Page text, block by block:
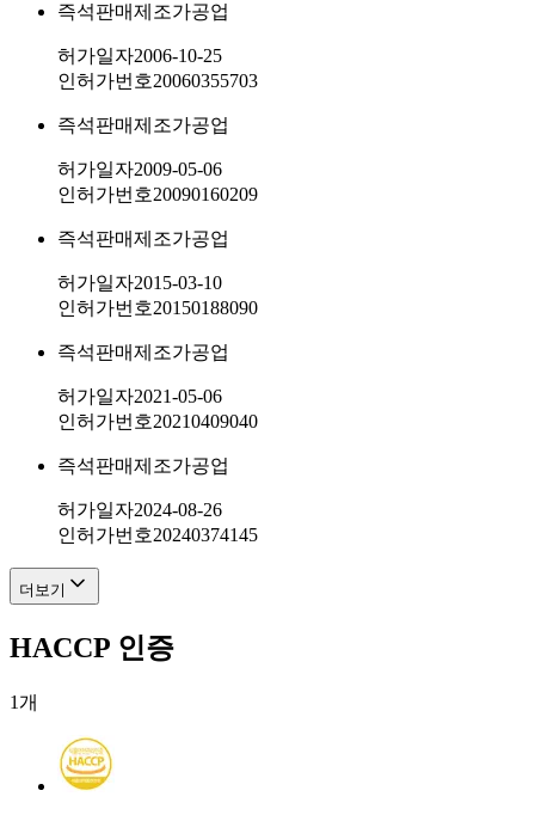
즉석판매제조가공업
허가일자2006-10-25
인허가번호20060355703
즉석판매제조가공업
허가일자2009-05-06
인허가번호20090160209
즉석판매제조가공업
허가일자2015-03-10
인허가번호20150188090
즉석판매제조가공업
허가일자2021-05-06
인허가번호20210409040
즉석판매제조가공업
허가일자2024-08-26
인허가번호20240374145
더보기
HACCP 인증
1개